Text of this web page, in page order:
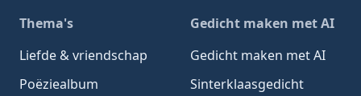
Thema's
Liefde & vriendschap
Poëziealbum
Gedicht maken met AI
Gedicht maken met AI
Sinterklaasgedicht